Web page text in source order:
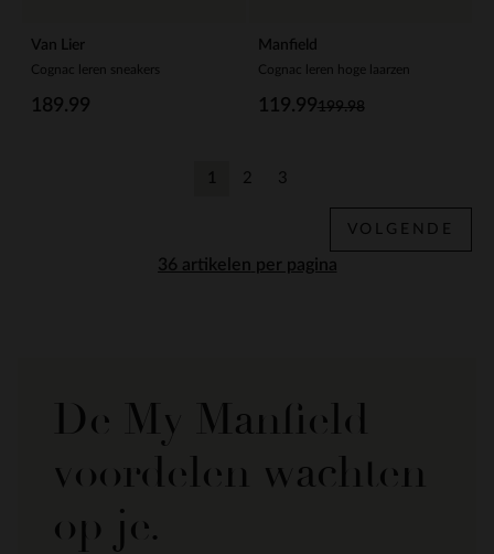
Van Lier
Cognac leren sneakers
189.99
Manfield
Cognac leren hoge laarzen
199.98
119.99
per pagina
1 2 3
VOLGENDE
De My Manfield
voordelen wachten
op je.